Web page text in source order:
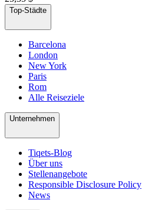
Top-Städte
Barcelona
London
New York
Paris
Rom
Alle Reiseziele
Unternehmen
Tiqets-Blog
Über uns
Stellenangebote
Responsible Disclosure Policy
News